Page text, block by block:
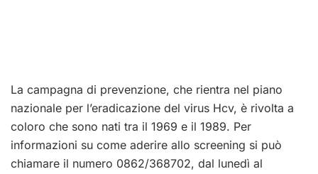
La campagna di prevenzione, che rientra nel piano
nazionale per l’eradicazione del virus Hcv, è rivolta a
coloro che sono nati tra il 1969 e il 1989. Per
informazioni su come aderire allo screening si può
chiamare il numero 0862/368702, dal lunedì al